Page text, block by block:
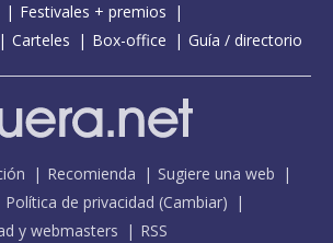
Festivales + premios
Carteles Box-office Guía / directorio
Recomienda
Sugiere una web
Política de privacidad (Cambiar)
y webmasters RSS